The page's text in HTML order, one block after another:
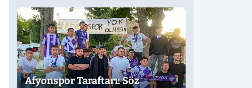
Afyonspor Taraftarı: Söz